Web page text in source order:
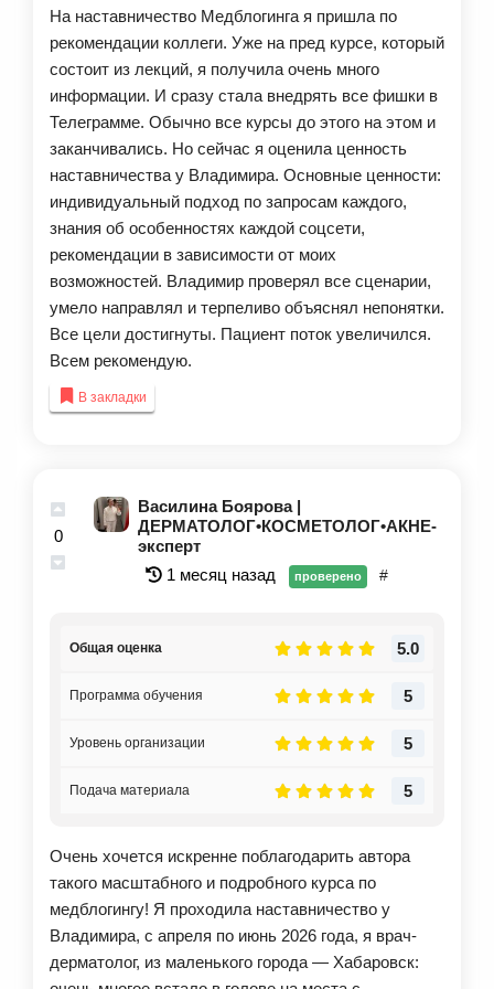
каруселей, как следствие наладили поток онлайн-
консультаций. Самое главное — я научился не
распыляться на несколько тем, а выбрал
конкретное направление, и это дало конкретный
результат — я уже отбил свое обучение.
Огромное спасибо Владимиру за ценнейший труд и
отдачу!
На наставничество Медблогинга я пришла по
рекомендации коллеги. Уже на пред курсе, который
состоит из лекций, я получила очень много
информации. И сразу стала внедрять все фишки в
Телеграмме. Обычно все курсы до этого на этом и
заканчивались. Но сейчас я оценила ценность
наставничества у Владимира. Основные ценности:
индивидуальный подход по запросам каждого,
знания об особенностях каждой соцсети,
рекомендации в зависимости от моих
возможностей. Владимир проверял все сценарии,
умело направлял и терпеливо объяснял непонятки.
Все цели достигнуты. Пациент поток увеличился.
Всем рекомендую.
В закладки
0
Василина Боярова |
ДЕРМАТОЛОГ•КОСМЕТОЛОГ•АКНЕ-
эксперт
1 месяц назад
проверено #
5.0
Общая оценка
5
Программа обучения
5
Уровень организации
5
Подача материала
Очень хочется искренне поблагодарить автора
такого масштабного и подробного курса по
медблогингу! Я проходила наставничество у
Владимира, с апреля по июнь 2026 года, я врач-
дерматолог, из маленького города — Хабаровск: